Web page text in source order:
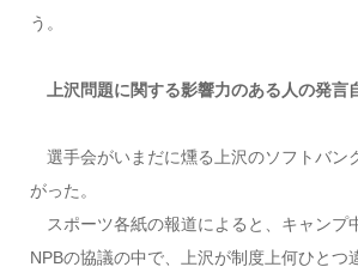
う。
上沢問題に関する影響力のある人の発言
選手会がいまだに燻る上沢のソフトバン
がった。
スポーツ各紙の報道によると、キャンプ
NPBの協議の中で、上沢が制度上何ひとつ